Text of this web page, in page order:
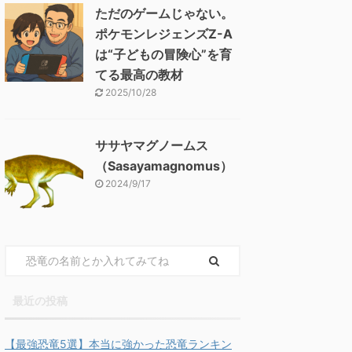
ただのゲームじゃない。
ポケモンレジェンズZ-A
は“子どもの冒険心”を育
てる最高の教材
2025/10/28
ササヤマグノームス
（Sasayamagnomus）
2024/9/17
【最強恐竜5選】本当に強かった恐竜ランキン